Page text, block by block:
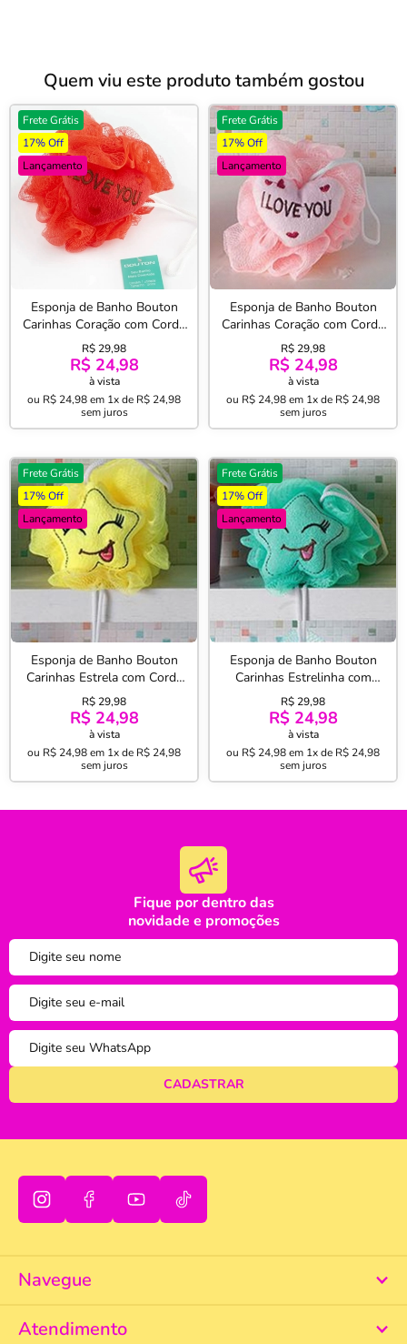
Quem viu este produto também gostou
Frete Grátis
17% Off
Lançamento
Esponja de Banho Bouton
Carinhas Coração com Corda
Nylon 100% Polietileno
Vermelho
R$ 29,98
R$ 24,98
à vista
ou R$ 24,98em 1x de R$ 24,98
sem juros
Frete Grátis
17% Off
Lançamento
Esponja de Banho Bouton
Carinhas Coração com Corda
Nylon 100% Polietileno Rosa
R$ 29,98
R$ 24,98
à vista
ou R$ 24,98em 1x de R$ 24,98
sem juros
Frete Grátis
17% Off
Lançamento
Esponja de Banho Bouton
Carinhas Estrela com Corda
100% Polietileno Nylon
Amarelo
R$ 29,98
R$ 24,98
à vista
ou R$ 24,98em 1x de R$ 24,98
sem juros
Frete Grátis
17% Off
Lançamento
Esponja de Banho Bouton
Carinhas Estrelinha com
Corda 100% Polietileno
Nylon Verde
R$ 29,98
R$ 24,98
à vista
ou R$ 24,98em 1x de R$ 24,98
sem juros
Fique por dentro das
novidade e promoções
Navegue
Atendimento
tudo bem